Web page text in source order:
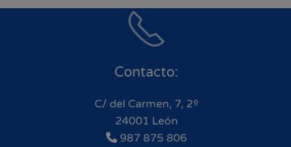
Contacto:
C/ del Carmen, 7, 2º
24001 León
987 875 806